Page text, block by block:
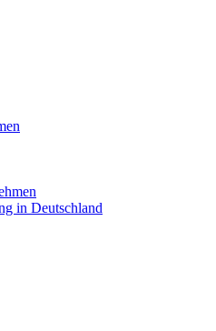
in Deutschland